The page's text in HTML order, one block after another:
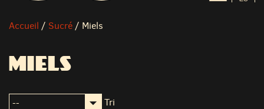
Accueil / Sucré / Miels
MIELS
Tri